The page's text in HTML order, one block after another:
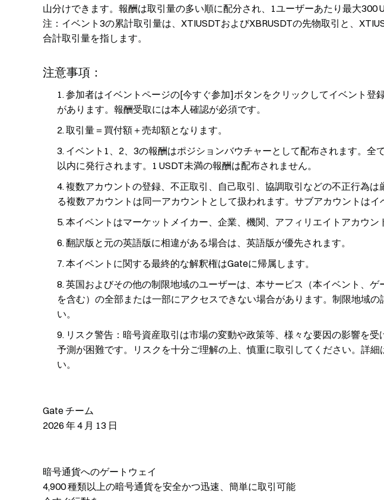
山分けできます。報酬は取引量の多い順に配分され、1ユーザーあたり最大300
注：イベント3の累計取引量は、XTIUSDTおよびXBRUSDTの先物取引と、
合計取引量を指します。
注意事項：
参加者はイベントページの[今すぐ参加]ボタンをクリックしてイベント登
があります。報酬受取には本人確認が必須です。
取引量＝買付額＋売却額となります。
イベント1、2、3の報酬はポジションバウチャーとして配布されます。全
以内に発行されます。1 USDT未満の報酬は配布されません。
複数アカウントの登録、不正取引、自己取引、協調取引などの不正行為は
る複数アカウントは同一アカウントとして扱われます。サブアカウントはイ
本イベントはマーケットメイカー、企業、機関、アフィリエイトアカウン
翻訳版と元の英語版に相違がある場合は、英語版が優先されます。
本イベントに関する最終的な解釈権はGateに帰属します。
英国およびその他の制限地域のユーザーは、本サービス（本イベント、
を含む）の全部または一部にアクセスできない場合があります。制限地域の
い。
リスク警告：暗号資産取引は市場の変動や政策等、様々な要因の影響を受
予測が困難です。リスクを十分ご理解の上、慎重に取引してください。詳細
い。
Gate チーム
2026 年 4 月 13 日
暗号通貨へのゲートウェイ
4,900 種類以上の暗号通貨を安全かつ迅速、簡単に取引可能